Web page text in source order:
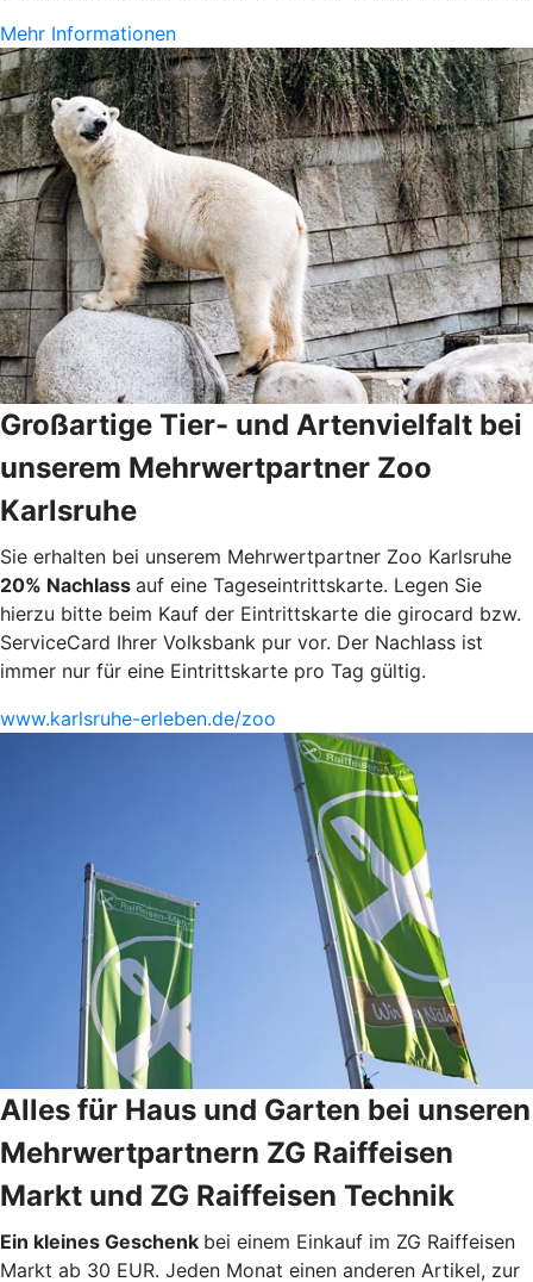
Mehr Informationen
Großartige Tier- und Artenvielfalt bei
unserem Mehrwertpartner Zoo
Karlsruhe
Sie erhalten bei unserem Mehrwertpartner Zoo Karlsruhe
20% Nachlass auf eine Tageseintrittskarte. Legen Sie
hierzu bitte beim Kauf der Eintrittskarte die girocard bzw.
ServiceCard Ihrer Volksbank pur vor. Der Nachlass ist
immer nur für eine Eintrittskarte pro Tag gültig.
www.karlsruhe-erleben.de/zoo
Alles für Haus und Garten bei unseren
Mehrwertpartnern ZG Raiffeisen
Markt und ZG Raiffeisen Technik
Ein kleines Geschenk bei einem Einkauf im ZG Raiffeisen
Markt ab 30 EUR. Jeden Monat einen anderen Artikel, zur